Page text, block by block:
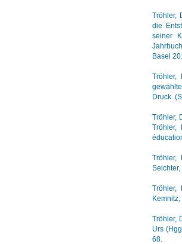
Tröhler,
die
seiner
Basel
Tröhler,
Druck.
Tröhler,
Tröhler,
Tröhler,
Tröhler,
Tröhler,
Urs
68.